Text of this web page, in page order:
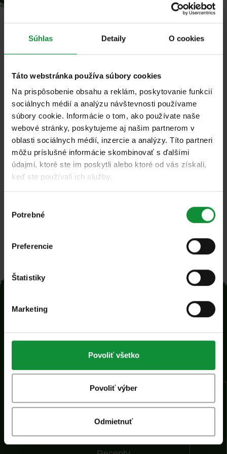
Súhlas Detaily O cookies
Táto webstránka používa súbory cookies
Na prispôsobenie obsahu a reklám, poskytovanie funkcií
sociálnych médií a analýzu návštevnosti používame
súbory cookie. Informácie o tom, ako používate naše
webové stránky, poskytujeme aj našim partnerom v
oblasti sociálnych médií, inzercie a analýzy. Títo partneri
môžu príslušné informácie skombinovať s ďalšími
údajmi, ktoré ste im poskytli alebo ktoré od vás získali,
keď ste používali ich služby.
súhlasu
Potrebné
Preferencie
Štatistiky
Marketing
Povoliť všetko
Povoliť výber
Odmietnuť
Všetky príspevky v kategórii
„%%dotaz%%“
Filtrovanie produktov
Nenašli sa žiadne produkty
Domov
Spoločnosť
Náš tím
Kvalita
Novinky